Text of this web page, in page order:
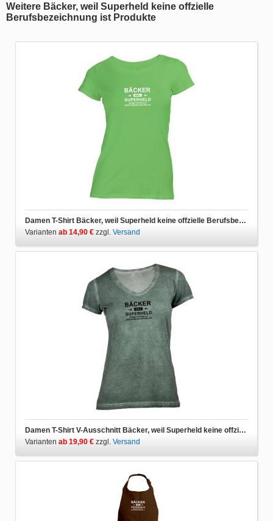
Weitere Bäcker, weil Superheld keine offzielle
Berufsbezeichnung ist Produkte
Damen T-Shirt Bäcker, weil Superheld keine offzielle Berufsbezeichnung ist
Varianten ab 14,90 € zzgl. Versand
Damen T-Shirt V-Ausschnitt Bäcker, weil Superheld keine offzielle Berufsbezeichnung ist
Varianten ab 19,90 € zzgl. Versand